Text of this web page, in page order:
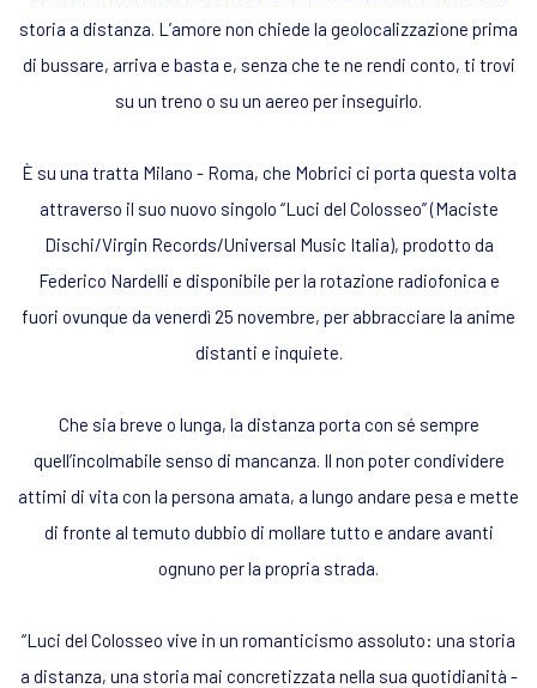
storia a distanza. L’amore non chiede la geolocalizzazione prima
di bussare, arriva e basta e, senza che te ne rendi conto, ti trovi
su un treno o su un aereo per inseguirlo.
È su una tratta Milano - Roma, che Mobrici ci porta questa volta
attraverso il suo nuovo singolo “Luci del Colosseo” (Maciste
Dischi/Virgin Records/Universal Music Italia), prodotto da
Federico Nardelli e disponibile per la rotazione radiofonica e
fuori ovunque da venerdì 25 novembre, per abbracciare la anime
distanti e inquiete.
Che sia breve o lunga, la distanza porta con sé sempre
quell’incolmabile senso di mancanza. Il non poter condividere
attimi di vita con la persona amata, a lungo andare pesa e mette
di fronte al temuto dubbio di mollare tutto e andare avanti
ognuno per la propria strada.
“Luci del Colosseo vive in un romanticismo assoluto: una storia
a distanza, una storia mai concretizzata nella sua quotidianità -